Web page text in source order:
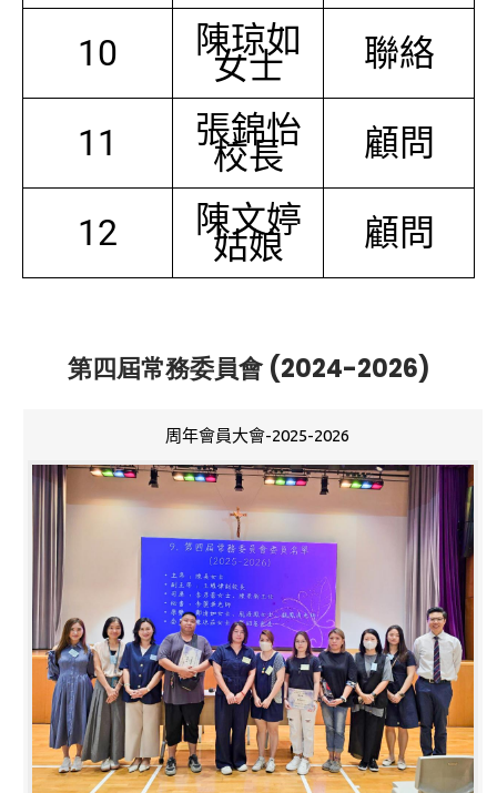
10 陳琼如
女士 聯絡
11 張錦怡
校長 顧問
12 陳文婷
姑娘 顧問
第四屆常務委員會 (2024-2026)
周年會員大會-2025-2026